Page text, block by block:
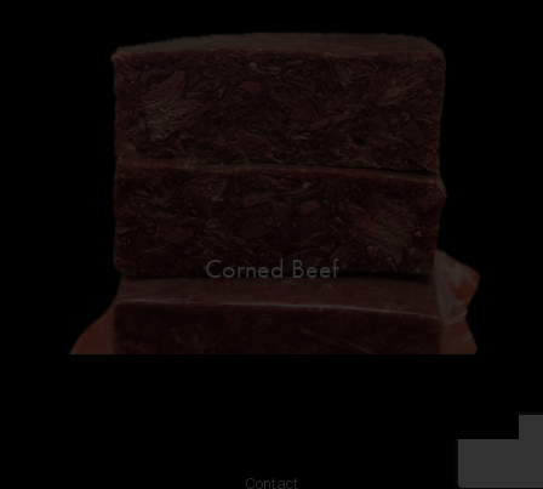
Corned Beef
Contact